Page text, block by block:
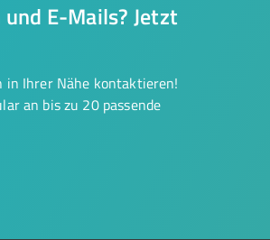
E-Mails? Jetzt
in Ihrer Nähe kontaktieren!
an bis zu 20 passende